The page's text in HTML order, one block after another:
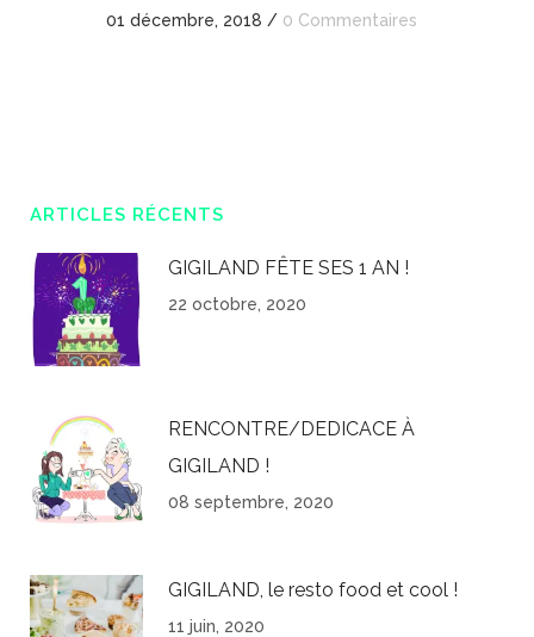
01 décembre, 2018 / 0 Commentaires
ARTICLES RÉCENTS
GIGILAND FÊTE SES 1 AN !
22 octobre, 2020
RENCONTRE/DEDICACE À
GIGILAND !
08 septembre, 2020
GIGILAND, le resto food et cool !
11 juin, 2020